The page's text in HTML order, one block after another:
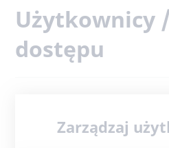
Użytkownicy
dostępu
Zarządzaj